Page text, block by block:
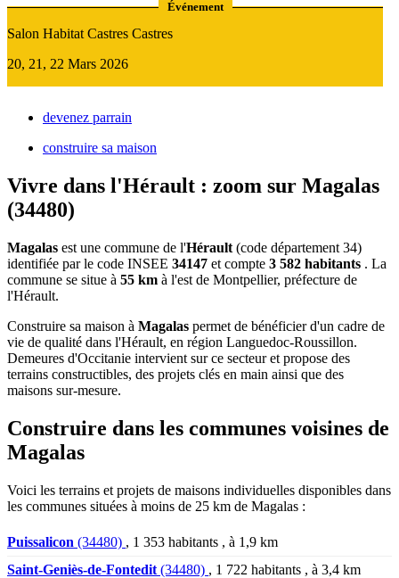
Événement
Salon Habitat Castres Castres
20, 21, 22 Mars 2026
devenez parrain
construire sa maison
Vivre dans l'Hérault : zoom sur Magalas
(34480)
Magalas est une commune de l'Hérault (code département 34)
identifiée par le code INSEE 34147 et compte 3 582 habitants . La
commune se situe à 55 km à l'est de Montpellier, préfecture de
l'Hérault.
Construire sa maison à Magalas permet de bénéficier d'un cadre de
vie de qualité dans l'Hérault, en région Languedoc-Roussillon.
Demeures d'Occitanie intervient sur ce secteur et propose des
terrains constructibles, des projets clés en main ainsi que des
maisons sur-mesure.
Construire dans les communes voisines de
Magalas
Voici les terrains et projets de maisons individuelles disponibles dans
les communes situées à moins de 25 km de Magalas :
Puissalicon (34480) , 1 353 habitants , à 1,9 km
Saint-Geniès-de-Fontedit (34480) , 1 722 habitants , à 3,4 km